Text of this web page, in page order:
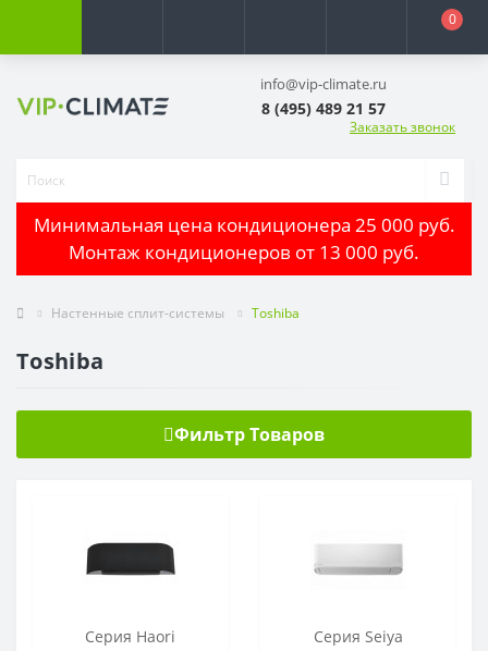
0
info@vip-climate.ru
8 (495) 489 21 57
Заказать звонок
Минимальная цена кондиционера 25 000 руб.
Монтаж кондиционеров от 13 000 руб.
Настенные сплит-системы Toshiba
Toshiba
Фильтр Товаров
Серия Haori Серия Seiya